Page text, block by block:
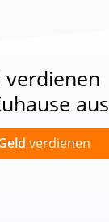
verdienen
aus
verdienen